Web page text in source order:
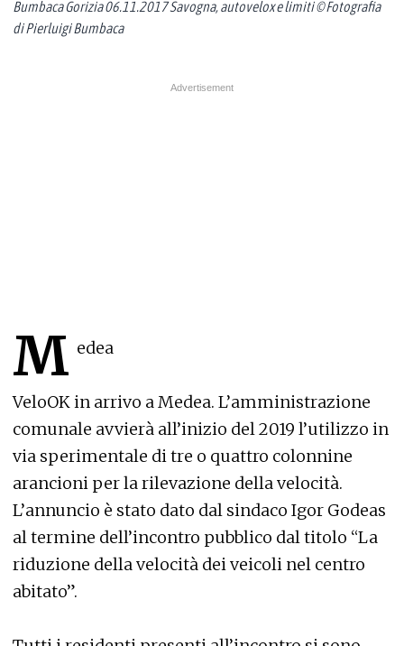
Bumbaca Gorizia 06.11.2017 Savogna, autovelox e limiti © Fotografia
di Pierluigi Bumbaca
M edea
VeloOK in arrivo a Medea. L’amministrazione
comunale avvierà all’inizio del 2019 l’utilizzo in
via sperimentale di tre o quattro colonnine
arancioni per la rilevazione della velocità.
L’annuncio è stato dato dal sindaco Igor Godeas
al termine dell’incontro pubblico dal titolo “La
riduzione della velocità dei veicoli nel centro
abitato”.